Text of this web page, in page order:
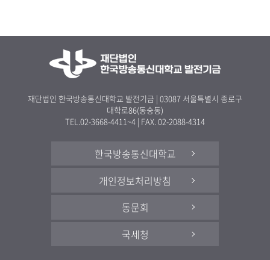
재단법인 한국방송통신대학교 발전기금 | 03087 서울특별시 종로구
대학로86(동숭동)
TEL.02-3668-4411~4 | FAX. 02-2088-4314
한국방송통신대학교
개인정보처리방침
동문회
국세청